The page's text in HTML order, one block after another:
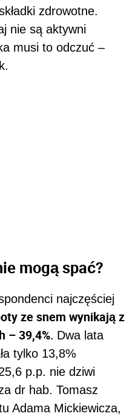
zdrowotne.
nie są aktywni
musi to odczuć –
mogą spać?
najczęściej
ze snem wynikają z
– 39,4%. Dwa lata
tylko 13,8%
p.p. nie dziwi
dr hab. Tomasz
Adama Mickiewicza,